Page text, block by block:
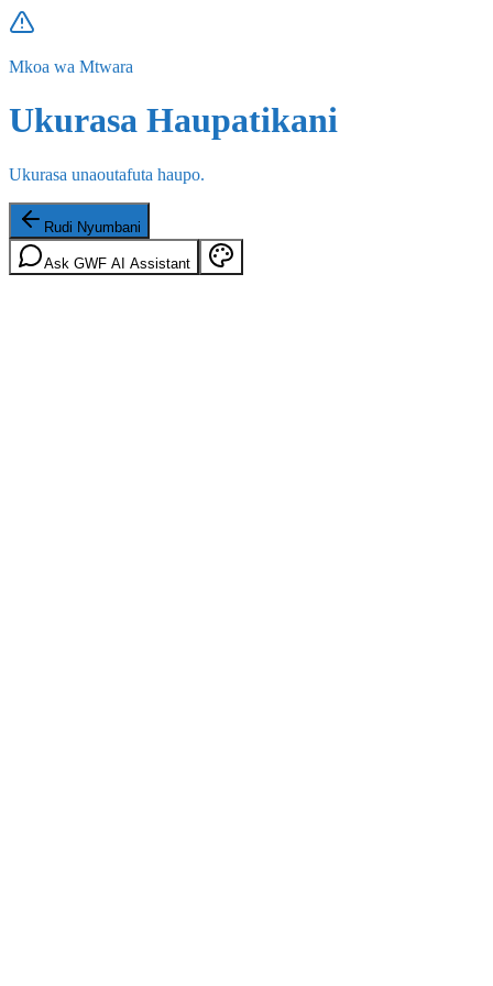
Mkoa wa Mtwara
Ukurasa Haupatikani
Ukurasa unaoutafuta haupo.
Rudi Nyumbani
Ask GWF AI Assistant